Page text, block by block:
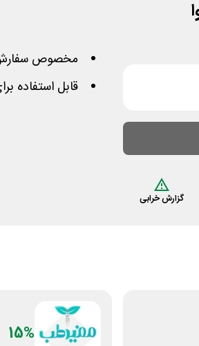
گزارش خرابی
مخصوص
قابل استفاده
15%